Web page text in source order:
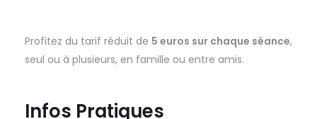
Profitez du tarif réduit de 5 euros sur chaque séance,
seul ou à plusieurs, en famille ou entre amis.
Infos Pratiques